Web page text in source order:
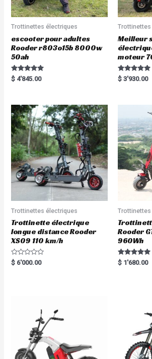
Trottinettes électriques
escooter pour adultes
Rooder r803o15b 8000w
50ah
Rated
5.00
$ 4'845.00
Meilleur
moteur
Rated
5.00
$ 3'930.00
Trottinettes électriques
Trottinette électrique
longue distance Rooder
XS09 110 km/h
R
a
$ 6'000.00
Rooder
960Wh
Rated
5.00
$ 1'680.00